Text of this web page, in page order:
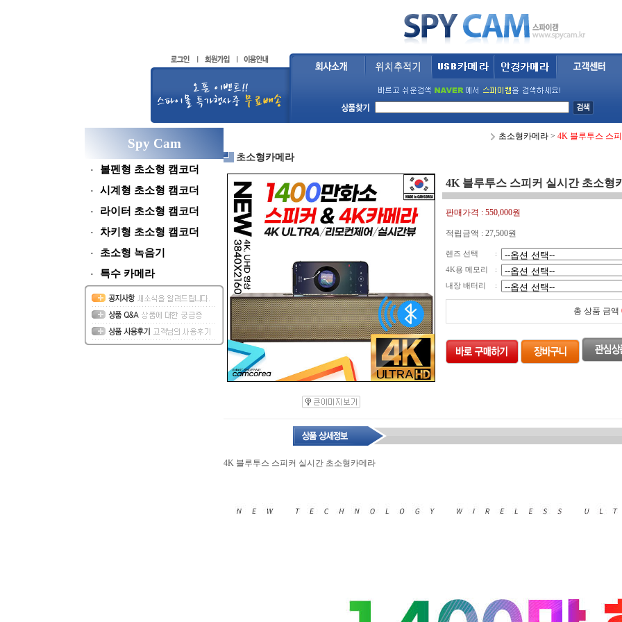
Spy Cam
볼펜형 초소형 캠코더
시계형 초소형 캠코더
라이터 초소형 캠코더
차키형 초소형 캠코더
초소형 녹음기
특수 카메라
초소형카메라 > 4K 블루투스 스
초소형카메라
4K 블루투스 스피커 실시간 초소형
판매가격 : 550,000원
적립금액 : 27,500원
렌즈 선택
:
4K용 메모리
:
내장 배터리
:
총 상품 금액
4K 블루투스 스피커 실시간 초소형카메라